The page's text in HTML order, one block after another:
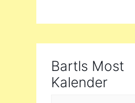
Bartls Most
Kalender